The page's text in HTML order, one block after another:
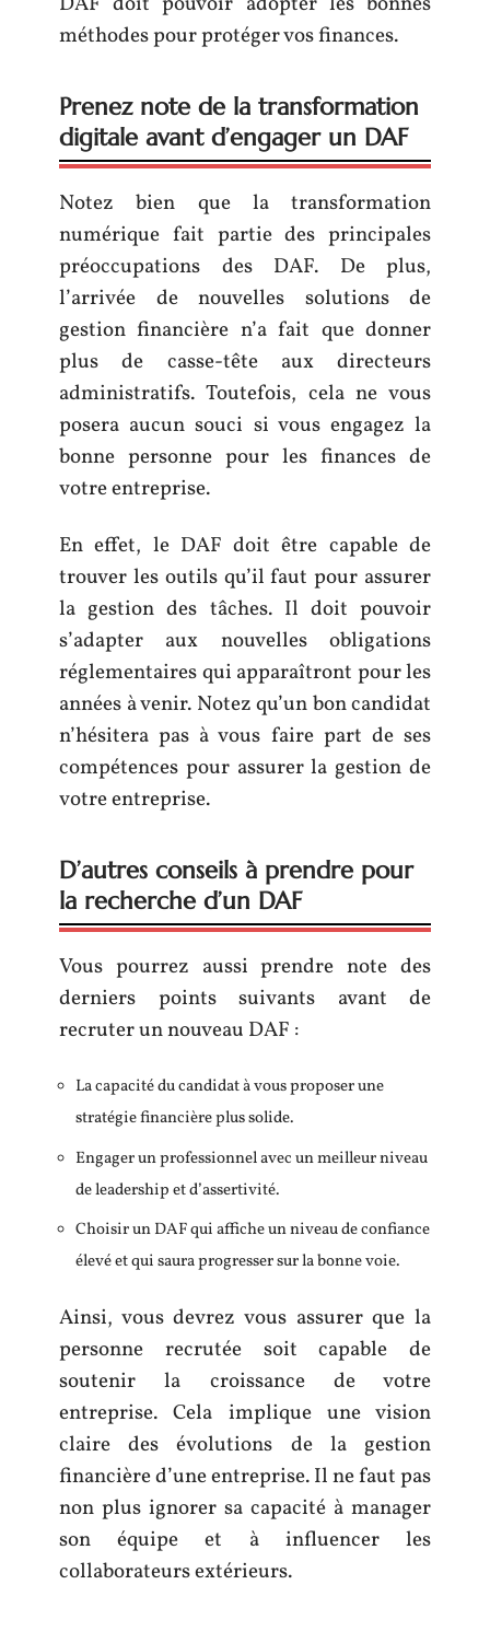
méthodes pour protéger vos finances.
Prenez note de la transformation
digitale avant d’engager un DAF
Notez bien que la transformation
numérique fait partie des principales
préoccupations des DAF. De plus,
l’arrivée de nouvelles solutions de
gestion financière n’a fait que donner
plus de casse-tête aux directeurs
administratifs. Toutefois, cela ne vous
posera aucun souci si vous engagez la
bonne personne pour les finances de
votre entreprise.
En effet, le DAF doit être capable de
trouver les outils qu’il faut pour assurer
la gestion des tâches. Il doit pouvoir
s’adapter aux nouvelles obligations
réglementaires qui apparaîtront pour les
années à venir. Notez qu’un bon candidat
n’hésitera pas à vous faire part de ses
compétences pour assurer la gestion de
votre entreprise.
D’autres conseils à prendre pour
la recherche d’un DAF
Vous pourrez aussi prendre note des
derniers points suivants avant de
recruter un nouveau DAF :
La capacité du candidat à vous proposer une
stratégie financière plus solide.
Engager un professionnel avec un meilleur niveau
de leadership et d’assertivité.
Choisir un DAF qui affiche un niveau de confiance
élevé et qui saura progresser sur la bonne voie.
Ainsi, vous devrez vous assurer que la
personne recrutée soit capable de
soutenir la croissance de votre
entreprise. Cela implique une vision
claire des évolutions de la gestion
financière d’une entreprise. Il ne faut pas
non plus ignorer sa capacité à manager
son équipe et à influencer les
collaborateurs extérieurs.